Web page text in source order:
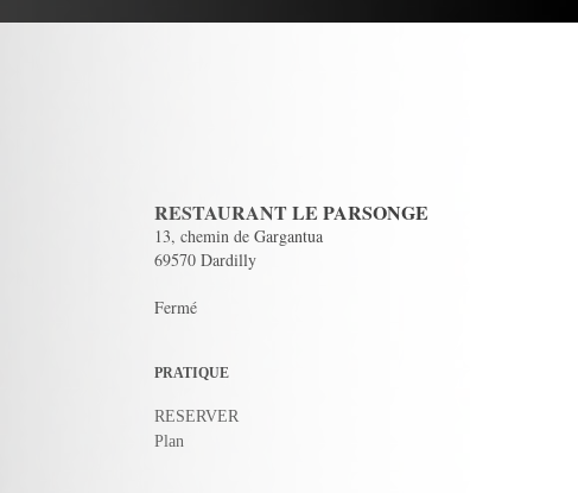
RESTAURANT LE PARSONGE
13, chemin de Gargantua
69570 Dardilly
Fermé
PRATIQUE
RESERVER
Plan